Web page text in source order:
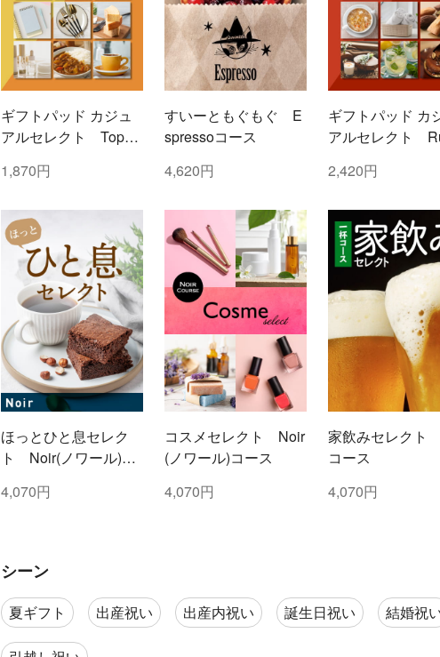
ギフトパッド カジュ
アルセレクト Topaz
1,870円
すいーともぐもぐ E
spressoコース
4,620円
ギフトパッド カ
アルセレクト
2,420円
ほっとひと息セレク
ト Noir(ノワール)コ
4,070円
コスメセレクト Noir
(ノワール)コース
4,070円
家飲みセレクト
コース
4,070円
シーン
夏ギフト 出産祝い 出産内祝い 誕生日祝い 結婚祝